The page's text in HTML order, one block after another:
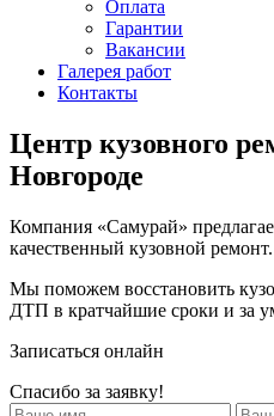
Оплата
Гарантии
Вакансии
Галерея работ
Контакты
Центр кузовного
Новгороде
Компания «Самурай»
качественный кузовной ремонт.
Мы поможем восстановить
ДТП в кратчайшие сроки и за
Записаться онлайн
Спасибо за заявку!